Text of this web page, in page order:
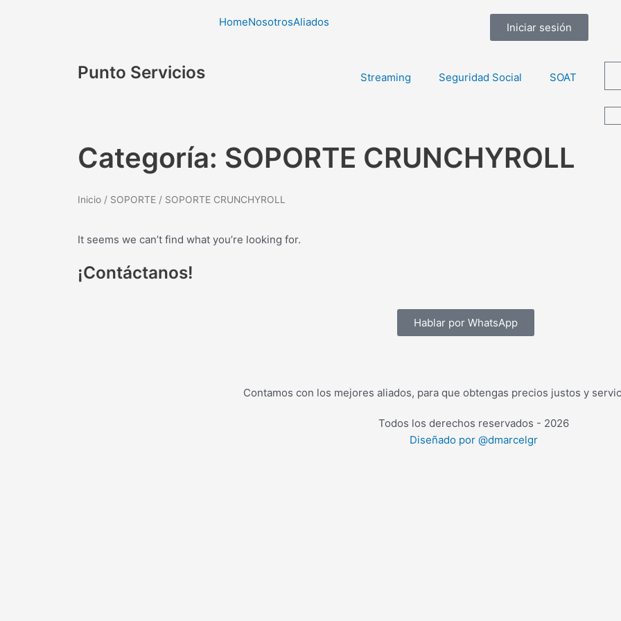
HomeNosotrosAliados Iniciar sesión
Punto Servicios Streaming Seguridad Social SOAT
Categoría: SOPORTE CRUNCHYROLL
Inicio / SOPORTE / SOPORTE CRUNCHYROLL
It seems we can’t find what you’re looking for.
¡Contáctanos!
Hablar por WhatsApp
Contamos con los mejores aliados, para que obtengas precios justos y
Todos los derechos reservados - 2026
Diseñado por @dmarcelgr